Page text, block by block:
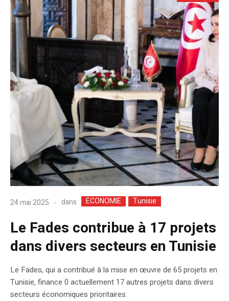
24 mai 2025 dans ECONOMIE Tunisie
Le Fades contribue à 17 projets
dans divers secteurs en Tunisie
Le Fades, qui a contribué à la mise en œuvre de 65 projets en
Tunisie, finance 0 actuellement 17 autres projets dans divers
secteurs économiques prioritaires.